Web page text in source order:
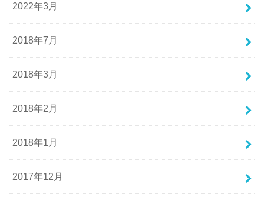
2022年3月
2018年7月
2018年3月
2018年2月
2018年1月
2017年12月